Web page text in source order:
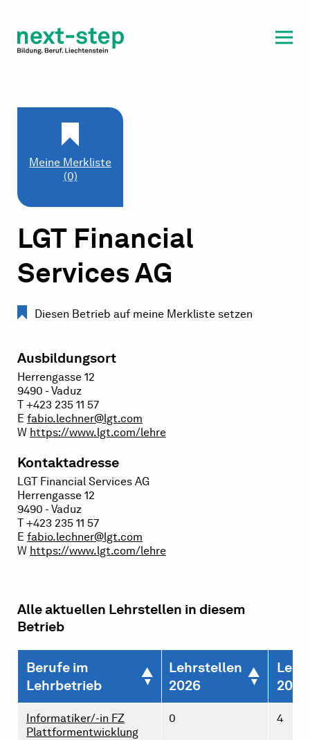
Beratung & Unterstützung
LGT Financial
Services AG
Diesen Betrieb auf meine Merkliste setzen
Ausbildungsort
Herrengasse 12
9490 - Vaduz
T +423 235 11 57
E fabio.lechner@lgt.com
W https://www.lgt.com/lehre
Kontaktadresse
LGT Financial Services AG
Herrengasse 12
9490 - Vaduz
T +423 235 11 57
E fabio.lechner@lgt.com
W https://www.lgt.com/lehre
Meine Merkliste
(0)
Alle aktuellen Lehrstellen in diesem
Betrieb
Berufe im
Lehrbetrieb
Lehrstellen
2026
2027
Informatiker/-in FZ
Plattformentwicklung
0 4